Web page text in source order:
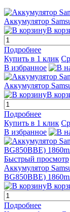
Аккумулятор
В
Подробнее
Купить в 1 клик
В избранное
Аккумулятор
В
Подробнее
Купить в 1 клик
В избранное
Быстрый просмотр
Аккумулятор
BG850BBE)
В
Подробнее